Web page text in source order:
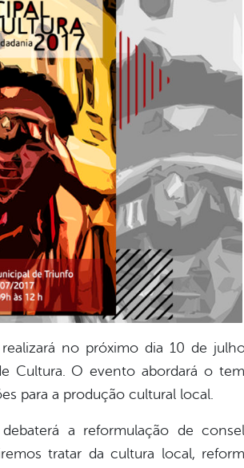
no próximo dia 10 de
Cultura. O evento abordará o
para a produção cultural local.
a reformulação de
tratar da cultura local,